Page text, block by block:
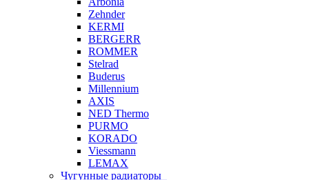
Zehnder
KERMI
BERGERR
ROMMER
Stelrad
Buderus
Millennium
AXIS
NED Thermo
PURMO
KORADO
Viessmann
LEMAX
Чугунные радиаторы